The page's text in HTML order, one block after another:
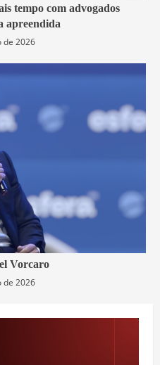
tempo com advogados
apreendida
de 2026
Vorcaro
de 2026